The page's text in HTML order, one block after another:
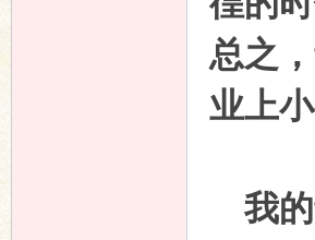
总之
业上小
我的